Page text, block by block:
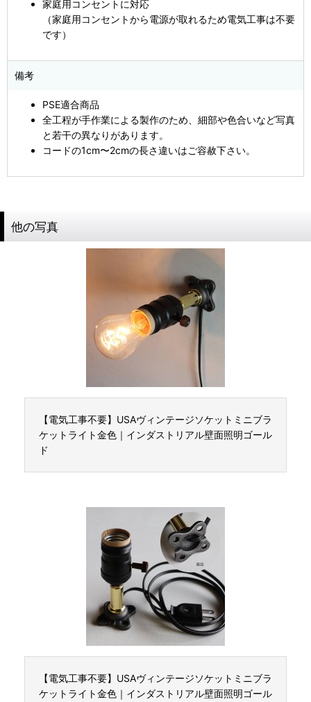
家庭用コンセントに対応
（家庭用コンセントから電源が取れるため電気工事は不要
です）
備考
PSE適合商品
全工程が手作業による製作のため、細部や色合いなど写真
と若干の異なりがあります。
コードの1cm〜2cmの長さ違いはご容赦下さい。
他の写真
【電気工事不要】USAヴィンテージソケットミニブラ
ケットライト金色｜インダストリアル壁面照明ゴール
ド
【電気工事不要】USAヴィンテージソケットミニブラ
ケットライト金色｜インダストリアル壁面照明ゴール